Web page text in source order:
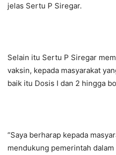
jelas Sertu P Siregar.
Selain itu Sertu P Siregar
vaksin, kepada masyarakat
baik itu Dosis I dan 2 hingga
“Saya berharap kepada
mendukung pemerintah